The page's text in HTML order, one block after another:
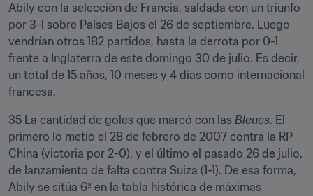
Abily con la selección de Francia, saldada con un triunfo
por 3-1 sobre Países Bajos el 26 de septiembre. Luego
vendrían otros 182 partidos, hasta la derrota por 0-1
frente a Inglaterra de este domingo 30 de julio. Es decir,
un total de 15 años, 10 meses y 4 días como internacional
francesa.
35 La cantidad de goles que marcó con las Bleues. El
primero lo metió el 28 de febrero de 2007 contra la RP
China (victoria por 2-0), y el último el pasado 26 de julio,
de lanzamiento de falta contra Suiza (1-1). De esa forma,
Abily se sitúa 6ª en la tabla histórica de máximas